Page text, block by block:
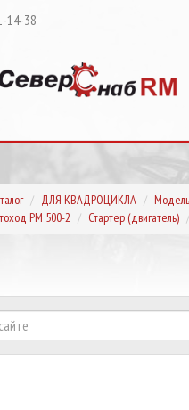
14-38
ДЛЯ КВАДРОЦИКЛА
РМ 500-2
Стартер (двигатель)